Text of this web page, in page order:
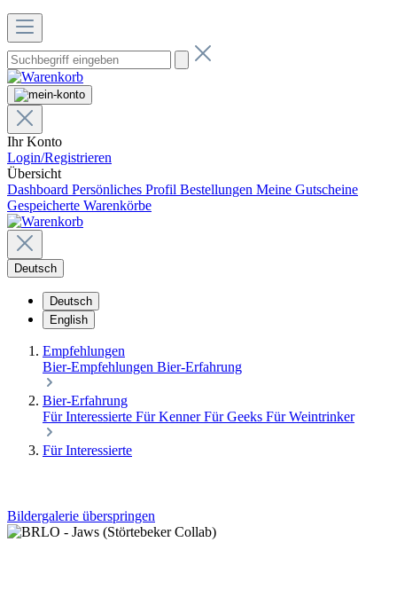
Ihr Konto
Login/Registrieren
Übersicht
Dashboard Persönliches Profil Bestellungen Meine Gutscheine
Gespeicherte Warenkörbe
Deutsch
Deutsch
English
Empfehlungen
Bier-Empfehlungen Bier-Erfahrung
Bier-Erfahrung
Für Interessierte Für KennerFür Geeks Für Weintrinker
Für Interessierte
Bildergalerie überspringen